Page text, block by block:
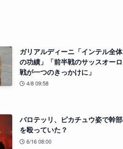
ガリアルディーニ「インテル全体
の功績」「前半戦のサッスオーロ
戦が一つのきっかけに」
4/8 09:58
バロテッリ、ピカチュウ姿で幹部
を殴っていた？
6/16 08:00